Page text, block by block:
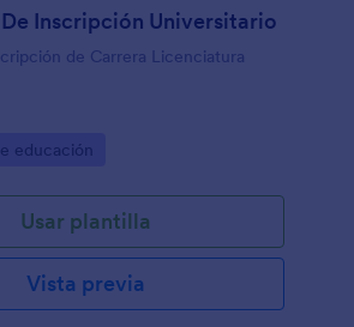
Inscripción Universitario
de Carrera Licenciatura
educación
Usar plantilla
Vista previa